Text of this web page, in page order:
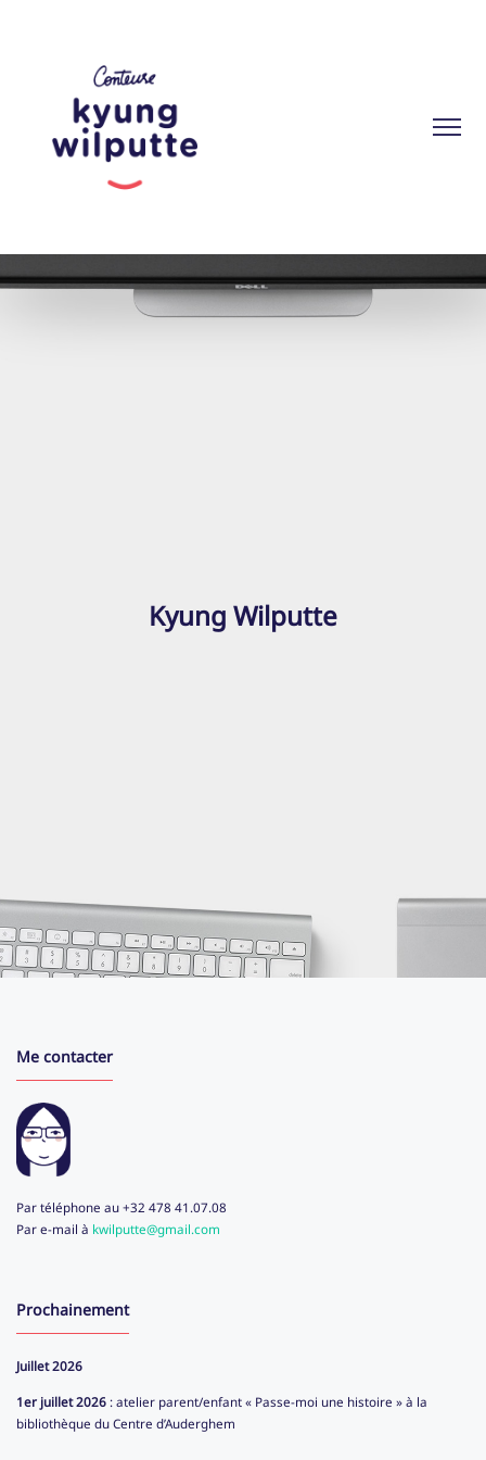
Kyung Wilputte
Me contacter
Par téléphone au +32 478 41.07.08
Par e-mail à kwilputte@gmail.com
Prochainement
Juillet 2026
1er juillet 2026 : atelier parent/enfant « Passe-moi une histoire » à la
bibliothèque du Centre d’Auderghem